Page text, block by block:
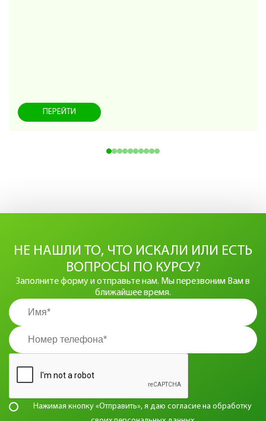
ПЕРЕЙТИ
НЕ НАШЛИ ТО, ЧТО ИСКАЛИ ИЛИ ЕСТЬ
ВОПРОСЫ ПО КУРСУ?
Заполните форму и отправьте нам. Мы перезвоним Вам в
ближайшее время.
Нажимая кнопку «Отправить», я даю согласие на обработку